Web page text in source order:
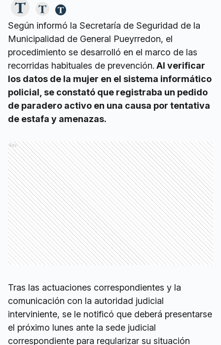
Según informó la Secretaría de Seguridad de la
Municipalidad de General Pueyrredon, el
procedimiento se desarrolló en el marco de las
recorridas habituales de prevención. Al verificar
los datos de la mujer en el sistema informático
policial, se constató que registraba un pedido
de paradero activo en una causa por tentativa
de estafa y amenazas.
Ads
Tras las actuaciones correspondientes y la
comunicación con la autoridad judicial
interviniente, se le notificó que deberá presentarse
el próximo lunes ante la sede judicial
correspondiente para regularizar su situación